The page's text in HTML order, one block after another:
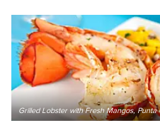
Grilled Lobster with Fresh Mangos, Punta